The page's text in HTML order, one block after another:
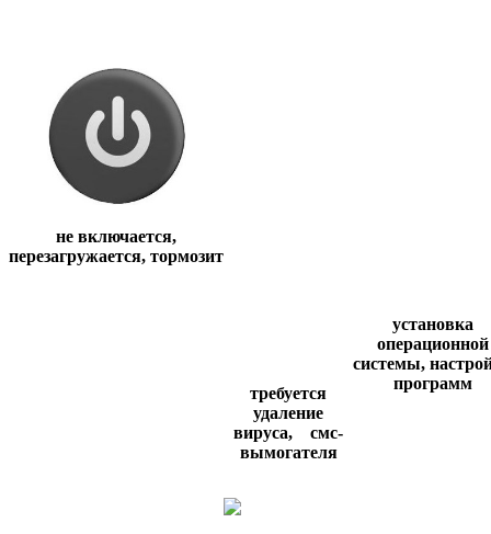
не включается,
перезагружается, тормозит
требуется
удаление
вируса, смс-
вымогателя
установка
операционной
системы,
программ